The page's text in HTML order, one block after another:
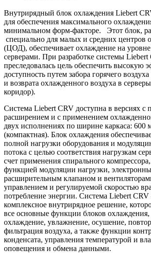
Внутрирядный блок охлаждения Liebert
для обеспечения максимального
минимальном форм-факторе. Этот блок,
специально для малых и средних центров
(ЦОД), обеспечивает охлаждение на
серверами. При разработке системы Liebert
преследовалась цель обеспечить высокую
доступность путем забора горячего
и возврата охлажденного воздуха в
коридор).
Система Liebert CRV доступна в версиях с
расширением и с применением
двух исполнениях по ширине каркаса: 600
(компактная). Блок охлаждения
полной нагрузки оборудования и
потока с целью соответствия нагрузкам
счет применения спирального
функцией модуляции нагрузки,
расширительным клапаном и
управлением и регулируемой скоростью
потребление энергии. Система Liebert
комплексное внутрирядное решение,
все основные функции блоков охлаждения,
охлаждение, увлажнение, осушение,
фильтрация воздуха, а также функции
конденсата, управления температурой и
оповещения и обмена данными.